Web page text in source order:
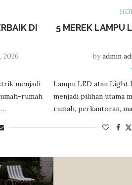
DI
2026
menjadi
rumah
5 MEREK LAMPU
byadmin
Lampu LED atau Light
menjadi pilihan utama
rumah, perkantoran,